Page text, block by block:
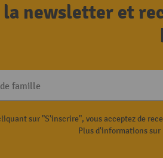
newsletter et
famille
sur "S'inscrire", vous acceptez de
Plus d'informations